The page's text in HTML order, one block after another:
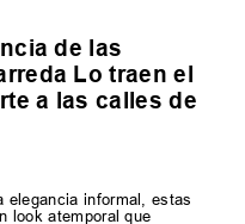
de las
Lo traen el
a las calles de
elegancia informal, estas
look atemporal que